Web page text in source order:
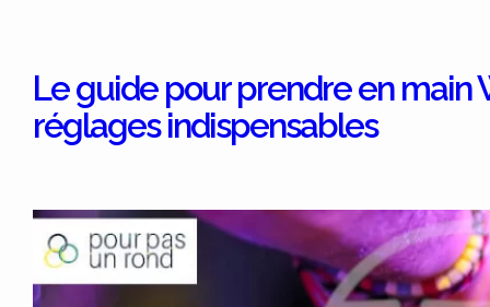
Le guide pour prendre en main
réglages indispensables